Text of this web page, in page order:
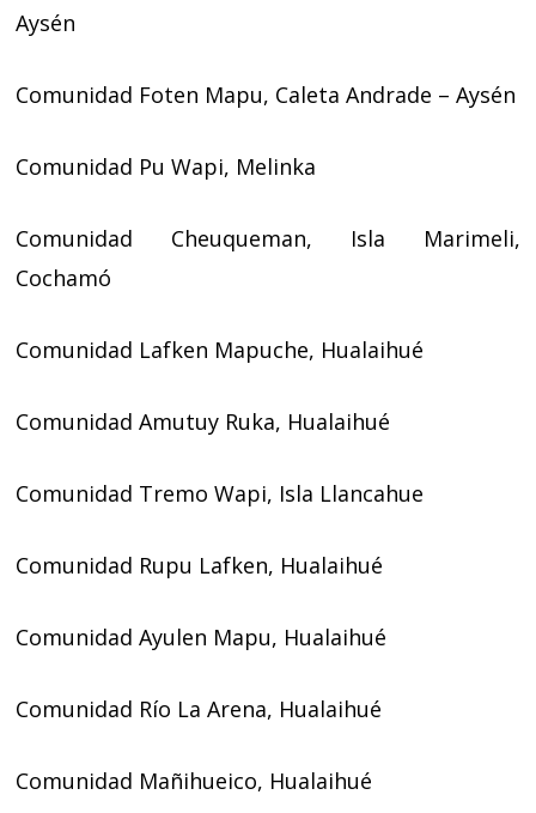
Aysén
Comunidad Foten Mapu, Caleta Andrade – Aysén
Comunidad Pu Wapi, Melinka
Comunidad Cheuqueman, Isla Marimeli,
Cochamó
Comunidad Lafken Mapuche, Hualaihué
Comunidad Amutuy Ruka, Hualaihué
Comunidad Tremo Wapi, Isla Llancahue
Comunidad Rupu Lafken, Hualaihué
Comunidad Ayulen Mapu, Hualaihué
Comunidad Río La Arena, Hualaihué
Comunidad Mañihueico, Hualaihué